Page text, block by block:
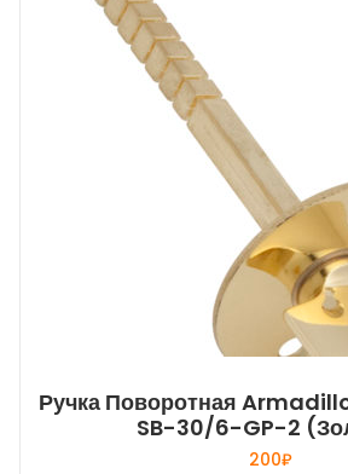
Ручка Поворотная
SB-30/6-GP-2
200₽